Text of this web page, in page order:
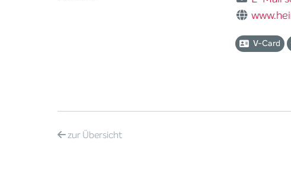
V-Card
zurÜbersicht